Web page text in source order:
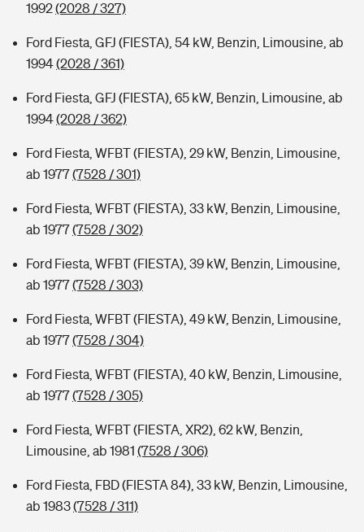
1992(2028 / 327)
Ford Fiesta, GFJ (FIESTA), 54 kW, Benzin, Limousine, ab
1994(2028 / 361)
Ford Fiesta, GFJ (FIESTA), 65 kW, Benzin, Limousine, ab
1994(2028 / 362)
Ford Fiesta, WFBT (FIESTA), 29 kW, Benzin, Limousine,
ab 1977(7528 / 301)
Ford Fiesta, WFBT (FIESTA), 33 kW, Benzin, Limousine,
ab 1977(7528 / 302)
Ford Fiesta, WFBT (FIESTA), 39 kW, Benzin, Limousine,
ab 1977(7528 / 303)
Ford Fiesta, WFBT (FIESTA), 49 kW, Benzin, Limousine,
ab 1977(7528 / 304)
Ford Fiesta, WFBT (FIESTA), 40 kW, Benzin, Limousine,
ab 1977(7528 / 305)
Ford Fiesta, WFBT (FIESTA, XR2), 62 kW, Benzin,
Limousine, ab 1981 (7528 / 306)
Ford Fiesta, FBD (FIESTA 84), 33 kW, Benzin, Limousine,
ab 1983(7528 / 311)